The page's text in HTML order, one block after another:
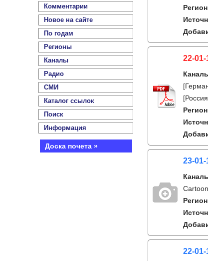
Комментарии
Новое на сайте
По годам
Регионы
Каналы
Радио
СМИ
Каталог ссылок
Поиск
Информация
Доска почета »
22-01-
23-01-
22-01-